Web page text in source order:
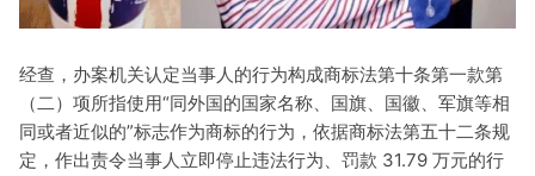
经查，办案机关认定当事人的行为构成商标法第十条第一款第
（二）项所指使用“同外国的国家名称、国旗、国徽、军旗等相
同或者近似的”标志作为商标的行为，依据商标法第五十二条规
定，作出责令当事人立即停止违法行为、罚款 31.79 万元的行